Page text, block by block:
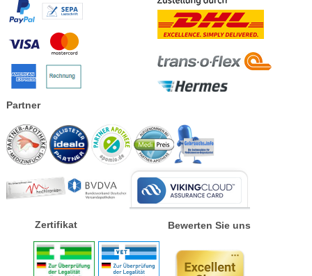
Partner
Zertifikat Bewerten Sie uns